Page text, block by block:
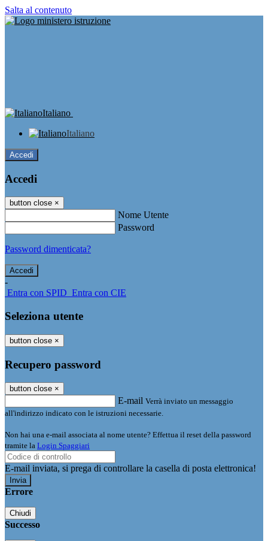
Salta al contenuto
Italiano
Italiano
Accedi
Accedi
button close ×
Nome Utente
Password
Password dimenticata?
-
Entra con SPID Entra con CIE
Seleziona utente
button close ×
Recupero password
button close ×
E-mail Verrà inviato un messaggio
all'indirizzo indicato con le istruzioni necessarie.
Non hai una e-mail associata al nome utente? Effettua il reset della password
tramite la Login Spaggiari
E-mail inviata, si prega di controllare la casella di posta elettronica!
Errore
Chiudi
Successo